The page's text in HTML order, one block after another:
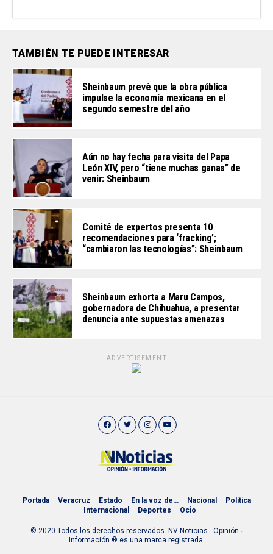
TAMBIÉN TE PUEDE INTERESAR
Sheinbaum prevé que la obra pública
impulse la economía mexicana en el
segundo semestre del año
Aún no hay fecha para visita del Papa
León XIV, pero “tiene muchas ganas” de
venir: Sheinbaum
Comité de expertos presenta 10
recomendaciones para ‘fracking’;
“cambiaron las tecnologías”: Sheinbaum
Sheinbaum exhorta a Maru Campos,
gobernadora de Chihuahua, a presentar
denuncia ante supuestas amenazas
ADVERTISEMENT
Portada Veracruz Estado En la voz de… Nacional
Política
Internacional
Deportes Ocio
© 2020 Todos los derechos reservados. NV Noticias - Opinión ∙
Información ® es una marca registrada.